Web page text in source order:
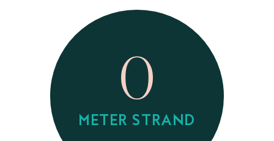
0
METER STRAND